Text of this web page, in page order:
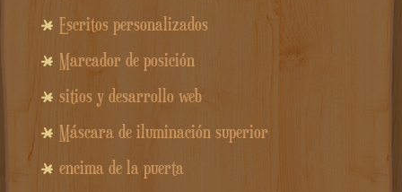
Escritos personalizados
Marcador de posición
sitios y desarrollo web
Máscara de iluminación superior
encima de la puerta